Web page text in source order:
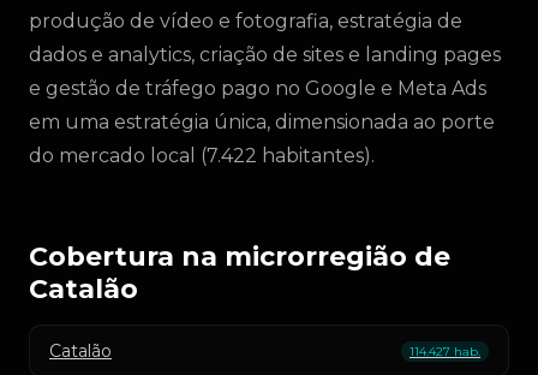
produção de vídeo e fotografia, estratégia de
dados e analytics, criação de sites e landing pages
e gestão de tráfego pago no Google e Meta Ads
em uma estratégia única, dimensionada ao porte
do mercado local (7.422 habitantes).
Cobertura na microrregião de
Catalão
Catalão 114.427 hab.